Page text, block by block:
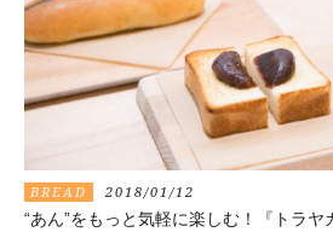
BREAD 2018/01/12
“あん”をもっと気軽に楽しむ！『トラヤ